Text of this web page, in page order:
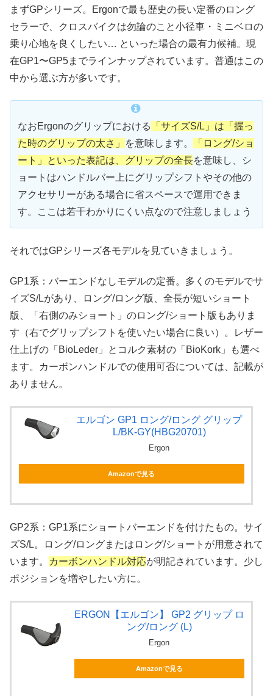
まずGPシリーズ。Ergonで最も歴史の長い定番のロング
セラーで、クロスバイクは勿論のこと小径車・ミニベロの
乗り心地を良くしたい… といった場合の最有力候補。現
在GP1〜GP5までラインナップされています。普通はこの
中から選ぶ方が多いです。
なおErgonのグリップにおける
「サイズS/L」は「握っ
た時のグリップの太さ」
を意味します。
「ロング/ショ
ート」といった表記は、グリップの全長を意味し、シ
ョートはハンドルバー上にグリップシフトやその他の
アクセサリーがある場合に省スペースで運用できま
す。ここは若干わかりにくい点なので注意しましょう
それではGPシリーズ各モデルを見ていきましょう。
GP1系：バーエンドなしモデルの定番。多くのモデルでサ
イズS/Lがあり、ロング/ロング版、全長が短いショート
版、「右側のみショート」のロング/ショート版もありま
す（右でグリップシフトを使いたい場合に良い）。レザー
仕上げの「BioLeder」とコルク素材の「BioKork」も選べ
ます。カーボンハンドルでの使用可否については、記載が
ありません。
エルゴン GP1 ロング/ロング グリップ
L/BK-GY(HBG20701)
Ergon
Amazonで見る
GP2系：GP1系にショートバーエンドを付けたもの。サイ
ズS/L。ロング/ロングまたはロング/ショートが用意されて
います。
カーボンハンドル対応が明記されています。少し
ポジションを増やしたい方に。
ERGON【エルゴン】 GP2 グリップ ロ
ング/ロング (L)
Ergon
Amazonで見る